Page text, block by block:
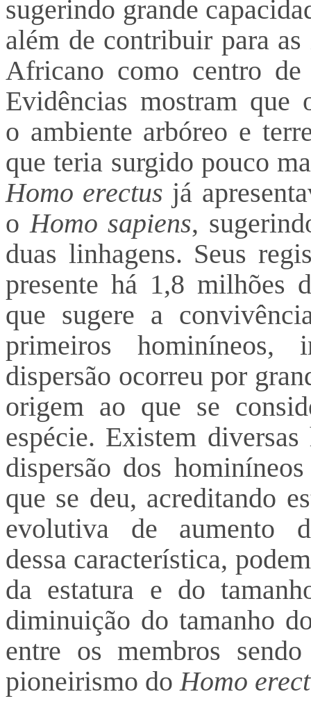
sugerindo grande
além de contribuir para
Africano como centro
Evidências mostram
o ambiente arbóreo e
que teria surgido pouco
Homo erectus já
oHomo sapiens,
duas linhagens. Seus
presente há 1,8 milhões
que sugere a
primeiros
dispersão ocorreu por
origem ao que se
espécie. Existem
dispersão dos
que se deu, acreditando
evolutiva de aumento
dessa característica,
da estatura e do
diminuição do tamanho
entre os membros
pioneirismo doHomo